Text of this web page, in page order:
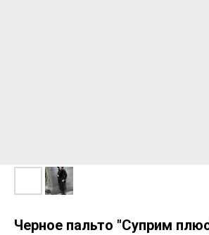
Черное пальто "Суприм